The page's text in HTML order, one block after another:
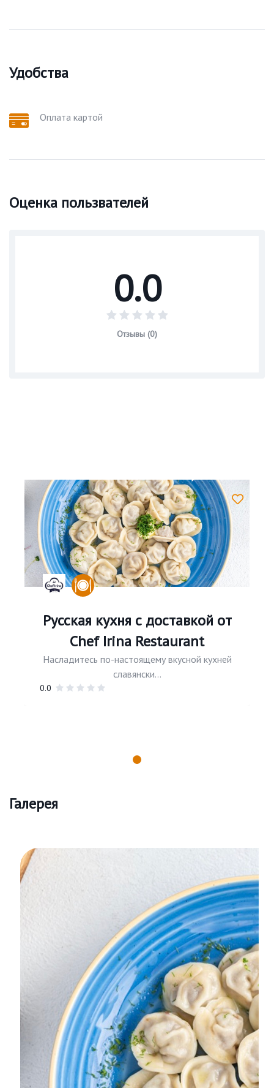
Удобства
Оплата картой
Оценка пользвателей
0.0
Отзывы (0)
Русская кухня с доставкой от
Chef Irina Restaurant
Насладитесь по-настоящему вкусной кухней
славянски...
0.0
Галерея